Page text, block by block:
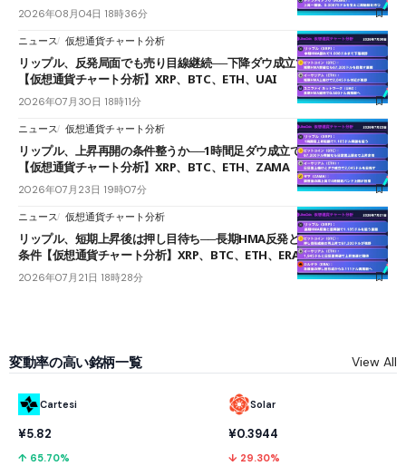
2026年08月04日 18時36分
ニュース 仮想通貨チャート分析
リップル、反発局面でも売り目線継続──下降ダウ成立で下値追う展開
【仮想通貨チャート分析】XRP、BTC、ETH、UAI
2026年07月30日 18時11分
ニュース 仮想通貨チャート分析
リップル、上昇再開の条件整うか──1時間足ダウ成立で1.185ドルを狙う
【仮想通貨チャート分析】XRP、BTC、ETH、ZAMA
2026年07月23日 19時07分
ニュース 仮想通貨チャート分析
リップル、短期上昇後は押し目待ち──長期HMA反発と雲上抜けが買い
条件【仮想通貨チャート分析】XRP、BTC、ETH、ERA
2026年07月21日 18時28分
変動率の高い銘柄一覧 View All
Cartesi
¥5.82
↑ 65.70%
Solar
¥0.3944
↓ 29.30%